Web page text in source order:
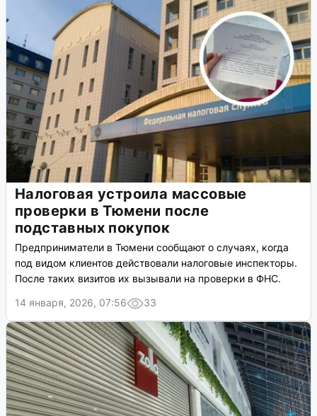
Налоговая устроила массовые
проверки в Тюмени после
подставных покупок
Предприниматели в Тюмени сообщают о случаях, когда
под видом клиентов действовали налоговые инспекторы.
После таких визитов их вызывали на проверки в ФНС.
14 января, 2026, 07:56
33